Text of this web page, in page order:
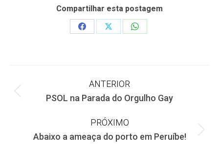
Compartilhar esta postagem
Share
Share
Share
Navegação
post:
ANTERIOR
Post
PSOL na Parada do Orgulho Gay
PRÓXIMO
Próximo
Abaixo a ameaça do porto em Peruíbe!